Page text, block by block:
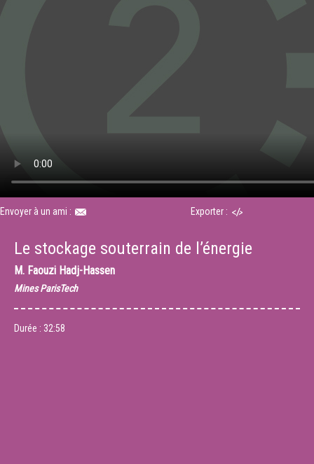
Envoyer à un ami : Exporter :
Le stockage souterrain de l’énergie
M. Faouzi Hadj-Hassen
Mines ParisTech
Durée : 32:58